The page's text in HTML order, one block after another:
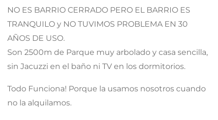
NO ES BARRIO CERRADO PERO EL BARRIO ES
TRANQUILO y NO TUVIMOS PROBLEMA EN 30
AÑOS DE USO.
Son 2500m de Parque muy arbolado y casa sencilla,
sin Jacuzzi en el baño ni TV en los dormitorios.
Todo Funciona! Porque la usamos nosotros cuando
no la alquilamos.